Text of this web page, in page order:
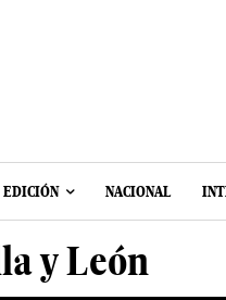
EDICIÓN NACIONAL
y León